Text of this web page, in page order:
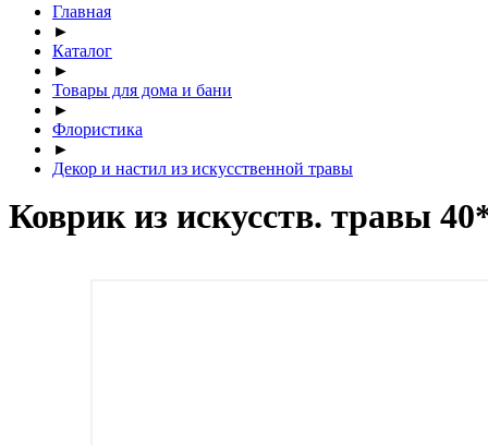
Главная
►
Каталог
►
Товары для дома и бани
►
Флористика
►
Декор и настил из искусственной травы
Коврик из искусств. травы